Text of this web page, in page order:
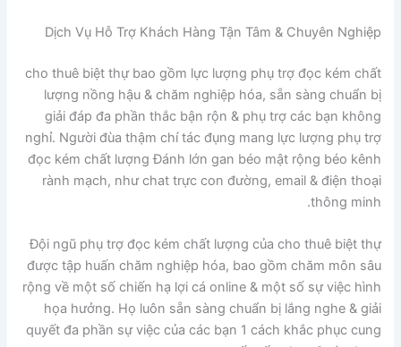
Dịch Vụ Hỗ Trợ Khách Hàng Tận Tâm & Chuyên Nghiệp
cho thuê biệt thự bao gồm lực lượng phụ trợ đọc kém chất
lượng nồng hậu & chăm nghiệp hóa, sẵn sàng chuẩn bị
giải đáp đa phần thắc bận rộn & phụ trợ các bạn không
nghỉ. Người đùa thậm chí tác đụng mang lực lượng phụ trợ
đọc kém chất lượng Đánh lớn gan béo mật rộng béo kênh
rành mạch, như chat trực con đường, email & điện thoại
thông minh.
Đội ngũ phụ trợ đọc kém chất lượng của cho thuê biệt thự
được tập huấn chăm nghiệp hóa, bao gồm chăm môn sâu
rộng về một số chiến hạ lợi cá online & một số sự việc hình
họa hưởng. Họ luôn sẵn sàng chuẩn bị lắng nghe & giải
quyết đa phần sự việc của các bạn 1 cách khắc phục cung